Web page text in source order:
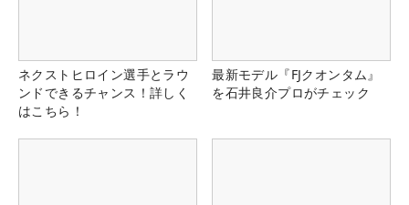
ネクストヒロイン選手とラウ
ンドできるチャンス！詳しく
はこちら！
最新モデル『FJクオンタム』
を石井良介プロがチェック